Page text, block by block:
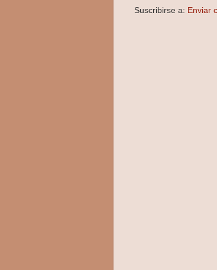
Suscribirse a: Enviar